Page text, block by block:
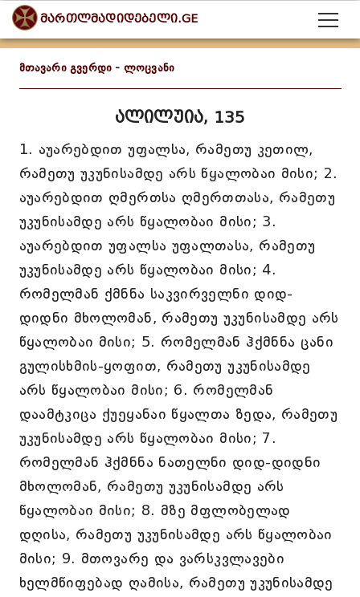
მართლმადიდებელი.GE
მთავარი გვერდი - ლოცვანი
ალილუია, 135
1. აუარებდით უფალსა, რამეთუ კეთილ,
რამეთუ უკუნისამდე არს წყალობაი მისი; 2.
აუარებდით ღმერთსა ღმერთთასა, რამეთუ
უკუნისამდე არს წყალობაი მისი; 3.
აუარებდით უფალსა უფალთასა, რამეთუ
უკუნისამდე არს წყალობაი მისი; 4.
რომელმან ქმნნა საკვირველნი დიდ-
დიდნი მხოლომან, რამეთუ უკუნისამდე არს
წყალობაი მისი; 5. რომელმან ჰქმნნა ცანი
გულისხმის-ყოფით, რამეთუ უკუნისამდე
არს წყალობაი მისი; 6. რომელმან
დაამტკიცა ქუეყანაი წყალთა ზედა, რამეთუ
უკუნისამდე არს წყალობაი მისი; 7.
რომელმან ჰქმნნა ნათელნი დიდ-დიდნი
მხოლომან, რამეთუ უკუნისამდე არს
წყალობაი მისი; 8. მზე მფლობელად
დღისა, რამეთუ უკუნისამდე არს წყალობაი
მისი; 9. მთოვარე და ვარსკვლავები
ხელმწიფებად ღამისა, რამეთუ უკუნისამდე